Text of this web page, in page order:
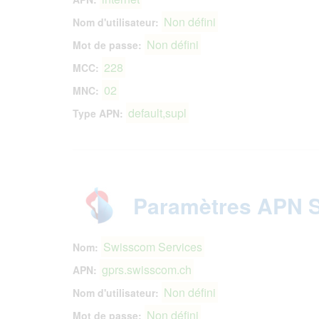
Nom d'utilisateur: Non défini
Mot de passe: Non défini
MCC: 228
MNC: 02
Type APN: default,supl
Paramètres APN
Nom: Swisscom Services
APN: gprs.swisscom.ch
Nom d'utilisateur: Non défini
Mot de passe: Non défini